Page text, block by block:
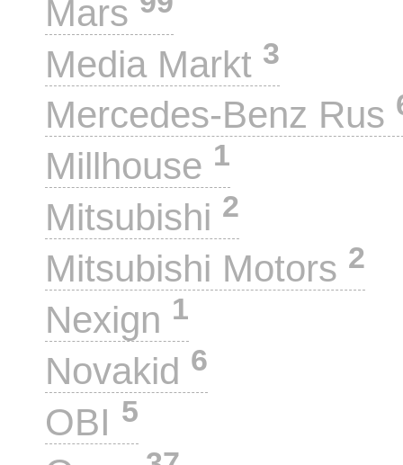
Mars
Media Markt 3
Mercedes-Benz Rus
Millhouse 1
Mitsubishi 2
Mitsubishi Motors 2
Nexign 1
Novakid 6
OBI 5